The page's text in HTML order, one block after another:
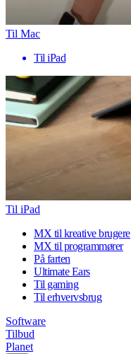
Til Mac
Til iPad
Til iPad
MX til kreative brugere
MX til programmører
På farten
Ultimate Ears
Til gaming
Til erhvervsbrug
Software
Tilbud
Planet